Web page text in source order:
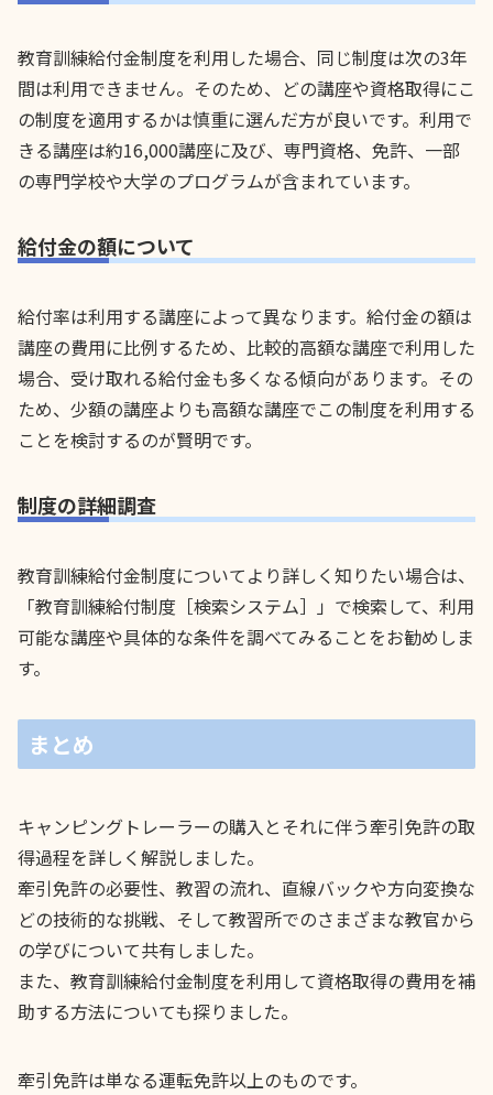
教育訓練給付金制度を利用した場合、同じ制度は次の3年
間は利用できません。そのため、どの講座や資格取得にこ
の制度を適用するかは慎重に選んだ方が良いです。利用で
きる講座は約16,000講座に及び、専門資格、免許、一部
の専門学校や大学のプログラムが含まれています。
給付金の額について
給付率は利用する講座によって異なります。給付金の額は
講座の費用に比例するため、比較的高額な講座で利用した
場合、受け取れる給付金も多くなる傾向があります。その
ため、少額の講座よりも高額な講座でこの制度を利用する
ことを検討するのが賢明です。
制度の詳細調査
教育訓練給付金制度についてより詳しく知りたい場合は、
「教育訓練給付制度［検索システム］」で検索して、利用
可能な講座や具体的な条件を調べてみることをお勧めしま
す。
まとめ
キャンピングトレーラーの購入とそれに伴う牽引免許の取
得過程を詳しく解説しました。
牽引免許の必要性、教習の流れ、直線バックや方向変換な
どの技術的な挑戦、そして教習所でのさまざまな教官から
の学びについて共有しました。
また、教育訓練給付金制度を利用して資格取得の費用を補
助する方法についても探りました。
牽引免許は単なる運転免許以上のものです。